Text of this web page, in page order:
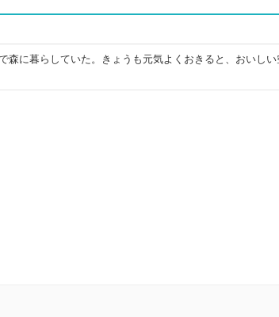
森に暮らしていた。きょうも元気よくおきると、おいし